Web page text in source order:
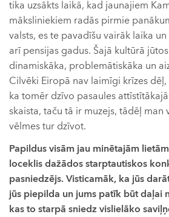
tika uzsākts laikā, kad jaunajiem
māksliniekiem radās pirmie
valsts, es te pavadīšu vairāk laika
arī pensijas gadus. Šajā kultūrā
dinamiskāka, problemātiskāka un
Cilvēki Eiropā nav laimīgi krīzes
ka tomēr dzīvo pasaules
skaista, taču tā ir muzejs, tādēļ man
vēlmes tur dzīvot.
Papildus visām jau minētajām
loceklis dažādos starptautiskos
pasniedzējs. Visticamāk, ka jūs
jūs piepilda un jums patīk būt daļai
kas to starpā sniedz vislielāko